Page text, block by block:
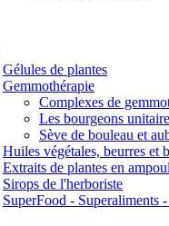
Gélules de plantes
Gemmothérapie
Complexes de
Les bourgeons
Sève de bouleau et
Huiles végétales, beurres et
Extraits de plantes en
Sirops de l'herboriste
SuperFood - Superaliments